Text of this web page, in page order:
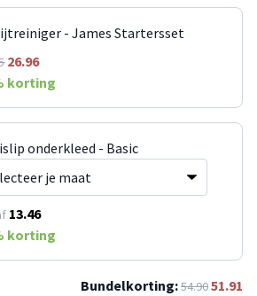
- James Startersset
26.96
korting
onderkleed - Basic
13.46
korting
Bundelkorting:54.9051.91